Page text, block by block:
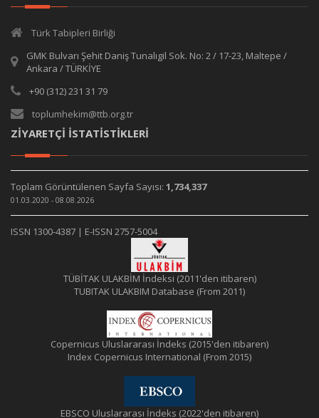
Türk Tabipleri Birliği
GMK Bulvarı Şehit Daniş Tunalıgil Sok. No: 2 / 17-23, Maltepe /
Ankara / TÜRKİYE
+90 (312) 231 31 79
toplumhekim@ttb.org.tr
ZİYARETÇİ İSTATİSTİKLERİ
Toplam Görüntülenen Sayfa Sayısı: 1,734,337
01.03.2020 - 08.08.2026
ISSN 1300-4387 | E-ISSN 2757-5004
TÜBİTAK ULAKBİM İndeksi (2011'den itibaren)
TUBITAK ULAKBIM Database (From 2011)
Copernicus Uluslararası İndeks (2015'den itibaren)
Index Copernicus International (From 2015)
EBSCO Uluslararası İndeks (2022'den itibaren)